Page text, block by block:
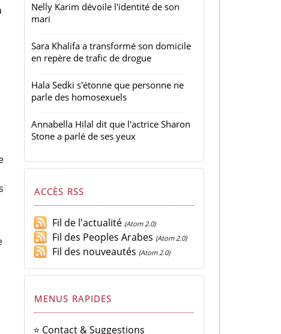
Nelly Karim dévoile l'identité de son
mari
Sara Khalifa a transformé son domicile
en repère de trafic de drogue
Hala Sedki s'étonne que personne ne
parle des homosexuels
Annabella Hilal dit que l'actrice Sharon
Stone a parlé de ses yeux
ACCÈS RSS
Fil de l'actualité (Atom 2.0)
Fil des Peoples Arabes (Atom 2.0)
Fil des nouveautés (Atom 2.0)
MENUS RAPIDES
⭐ Contact & Suggestions